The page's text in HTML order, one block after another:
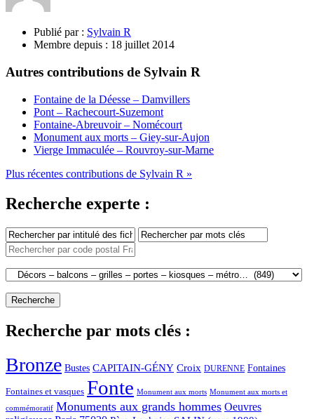
Publié par : Sylvain R
Membre depuis : 18 juillet 2014
Autres contributions de Sylvain R
Fontaine de la Déesse – Damvillers
Pont – Rachecourt-Suzemont
Fontaine-Abreuvoir – Nomécourt
Monument aux morts – Giey-sur-Aujon
Vierge Immaculée – Rouvroy-sur-Marne
Plus récentes contributions de Sylvain R »
Recherche experte :
Recherche par mots clés :
Bronze Bustes CAPITAIN-GÉNY Croix DURENNE Fontaines
Fontaines et vasques Fonte Monument aux morts Monument aux morts et
commémoratif Monuments aux grands hommes Oeuvres